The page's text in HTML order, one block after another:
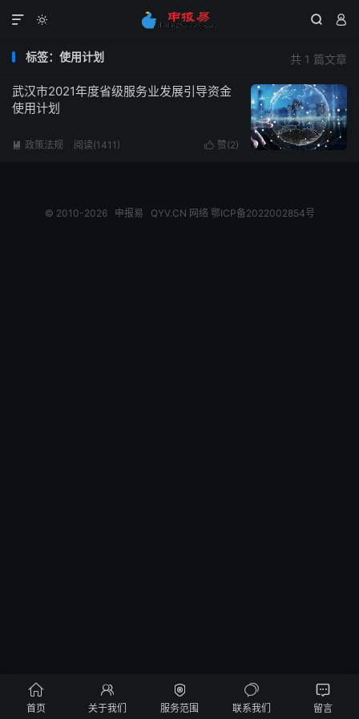
  

共 1 篇文章
标签：使用计划
武汉市2021年度省级服务业发展引导资金
使用计划
 赞(2)
 政策法规 阅读(1411)
© 2010-2026 申报易 QYV.CN 网络 鄂ICP备2022002854号

首页

关于我们

服务范围

联系我们

留言